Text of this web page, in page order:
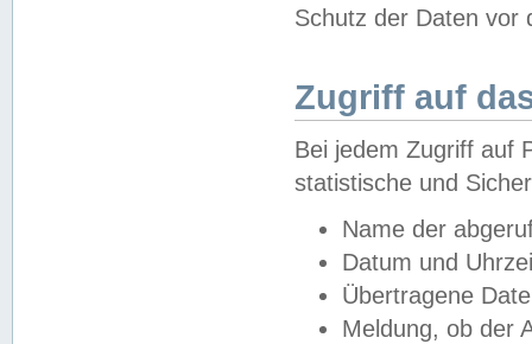
Schutz der Daten vor
Zugriff auf
Bei jedem Zugriff auf
statistische und
Name der
Datum und
Übertragene
Meldung, ob der